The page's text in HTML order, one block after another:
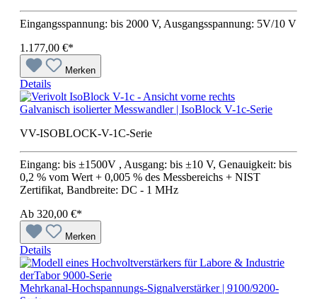
Eingangsspannung: bis 2000 V, Ausgangsspannung: 5V/10 V
1.177,00 €*
Merken
Details
Galvanisch isolierter Messwandler | IsoBlock V-1c-Serie
VV-ISOBLOCK-V-1C-Serie
Eingang: bis ±1500V , Ausgang: bis ±10 V, Genauigkeit: bis
0,2 % vom Wert + 0,005 % des Messbereichs + NIST
Zertifikat, Bandbreite: DC - 1 MHz
Ab 320,00 €*
Merken
Details
Mehrkanal-Hochspannungs-Signalverstärker | 9100/9200-